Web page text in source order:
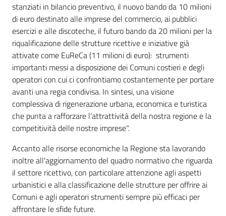
stanziati in bilancio preventivo, il nuovo bando da 10 milioni
di euro destinato alle imprese del commercio, ai pubblici
esercizi e alle discoteche, il futuro bando da 20 milioni per la
riqualificazione delle strutture ricettive e iniziative già
attivate come EuReCa (11 milioni di euro): strumenti
importanti messi a disposizione dei Comuni costieri e degli
operatori con cui ci confrontiamo costantemente per portare
avanti una regia condivisa. In sintesi, una visione
complessiva di rigenerazione urbana, economica e turistica
che punta a rafforzare l’attrattività della nostra regione e la
competitività delle nostre imprese".
Accanto alle risorse economiche la Regione sta lavorando
inoltre all'aggiornamento del quadro normativo che riguarda
il settore ricettivo, con particolare attenzione agli aspetti
urbanistici e alla classificazione delle strutture per offrire ai
Comuni e agli operatori strumenti sempre più efficaci per
affrontare le sfide future.